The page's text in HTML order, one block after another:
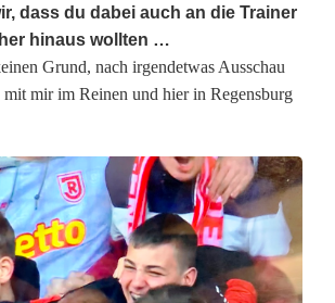
dass du dabei auch an die Trainer
hinaus wollten …
Grund, nach irgendetwas Ausschau
mir im Reinen und hier in Regensburg